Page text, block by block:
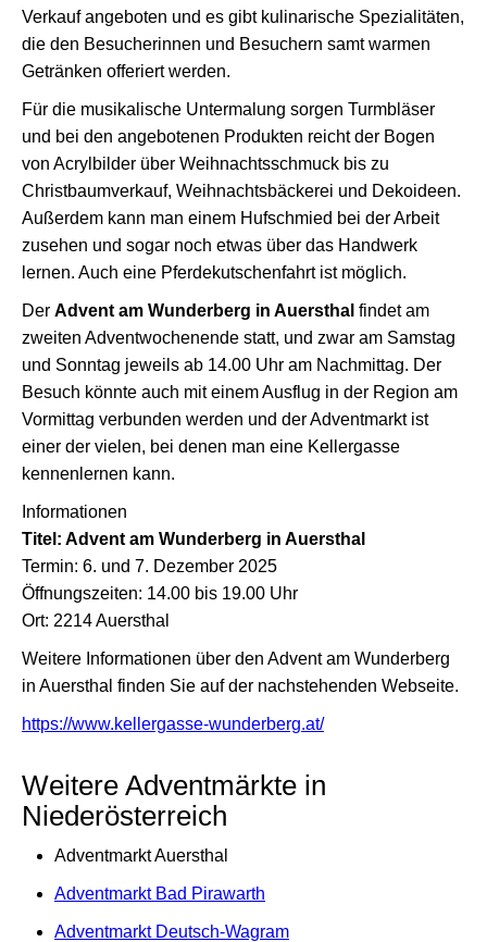
Verkauf angeboten und es gibt kulinarische Spezialitäten,
die den Besucherinnen und Besuchern samt warmen
Getränken offeriert werden.
Für die musikalische Untermalung sorgen Turmbläser
und bei den angebotenen Produkten reicht der Bogen
von Acrylbilder über Weihnachtsschmuck bis zu
Christbaumverkauf, Weihnachtsbäckerei und Dekoideen.
Außerdem kann man einem Hufschmied bei der Arbeit
zusehen und sogar noch etwas über das Handwerk
lernen. Auch eine Pferdekutschenfahrt ist möglich.
Der Advent am Wunderberg in Auersthal findet am
zweiten Adventwochenende statt, und zwar am Samstag
und Sonntag jeweils ab 14.00 Uhr am Nachmittag. Der
Besuch könnte auch mit einem Ausflug in der Region am
Vormittag verbunden werden und der Adventmarkt ist
einer der vielen, bei denen man eine Kellergasse
kennenlernen kann.
Informationen
Titel: Advent am Wunderberg in Auersthal
Termin: 6. und 7. Dezember 2025
Öffnungszeiten: 14.00 bis 19.00 Uhr
Ort: 2214 Auersthal
Weitere Informationen über den Advent am Wunderberg
in Auersthal finden Sie auf der nachstehenden Webseite.
https://www.kellergasse-wunderberg.at/
Weitere Adventmärkte in
Niederösterreich
Adventmarkt Auersthal
Adventmarkt Bad Pirawarth
Adventmarkt Deutsch-Wagram